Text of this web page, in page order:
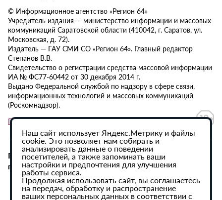
© Информационное агентство «Регион 64»
Учредитель издания — министерство информации и массовых
коммуникаций Саратовской области (410042, г. Саратов, ул.
Московская, д. 72).
Издатель — ГАУ СМИ СО «Регион 64». Главный редактор
Степанов В.В.
Свидетельство о регистрации средства массовой информации
ИА № ФС77-60442 от 30 декабря 2014 г.
Выдано Федеральной службой по надзору в сфере связи,
информационных технологий и массовых коммуникаций
(Роскомнадзор).
Политика в отношении обработки персональных данных
При использовании материалов сайта активная
гиперссылка на ИА «Регион 64» обязательна.
Наш сайт использует Яндекс.Метрику и файлы
cookie. Это позволяет нам собирать и
анализировать данные о поведении
посетителей, а также запоминать ваши
настройки и предпочтения для улучшения
работы сервиса.
Продолжая использовать сайт, вы соглашаетесь
на передач, обработку и распространение
ваших персональных данных в соответствии с